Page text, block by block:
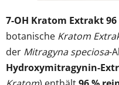
7-OH Kratom Extrakt
botanische Kratom
der Mitragyna speciosa-
Hydroxymitragynin-